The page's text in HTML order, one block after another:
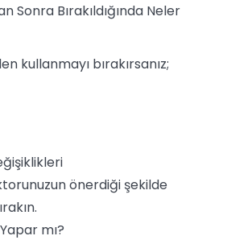
Sonra Bırakıldığında Neler
kullanmayı bırakırsanız;
önerdiği şekilde
mı?